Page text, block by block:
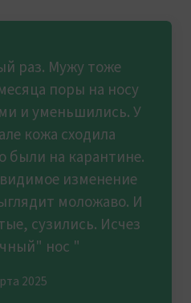
раз. Мужу тоже
поры на носу
и уменьшились. У
кожа сходила
были на карантине.
изменение
моложаво. И
сузились. Исчез
нос "
2025